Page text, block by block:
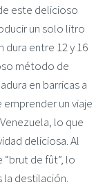
este delicioso
un solo litro
entre 12 y 16
método de
en barricas a
un viaje
lo que
deliciosa. Al
de fût”, lo
la destilación.